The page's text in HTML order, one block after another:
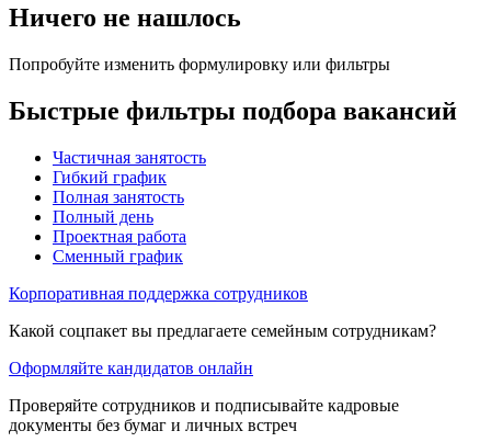
Ничего не нашлось
Попробуйте изменить формулировку или фильтры
Быстрые фильтры подбора вакансий
Частичная занятость
Гибкий график
Полная занятость
Полный день
Проектная работа
Сменный график
Корпоративная поддержка сотрудников
Какой соцпакет вы предлагаете семейным сотрудникам?
Оформляйте кандидатов онлайн
Проверяйте сотрудников и подписывайте кадровые
документы без бумаг и личных встреч